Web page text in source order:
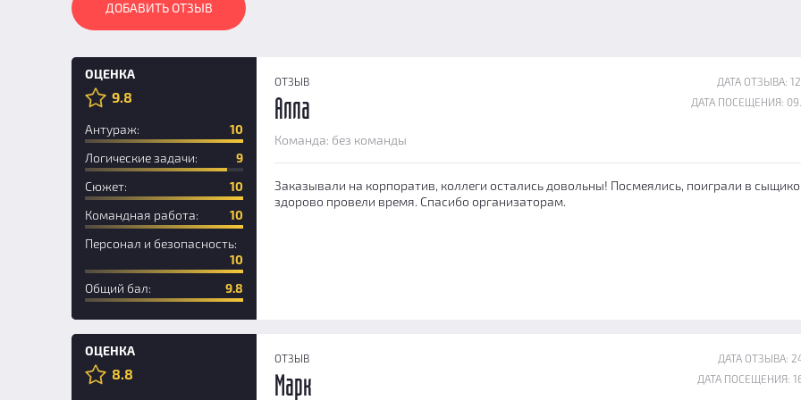
ДОБАВИТЬ ОТЗЫВ
ОЦЕНКА
9.8
Антураж:
10
Логические задачи:
9
Сюжет:
10
Командная работа:
10
Персонал и безопасность:
10
Общий бал:
9.8
ОТЗЫВ
ДАТА ОТЗЫВА:
ДАТА ПОСЕЩЕНИЯ:
Алла
Команда: без команды
Заказывали на корпоратив, коллеги остались довольны! Посмеялись, поиграли в
здорово провели время. Спасибо организаторам.
ОЦЕНКА
8.8
ОТЗЫВ
ДАТА ОТЗЫВА:
ДАТА ПОСЕЩЕНИЯ:
Марк